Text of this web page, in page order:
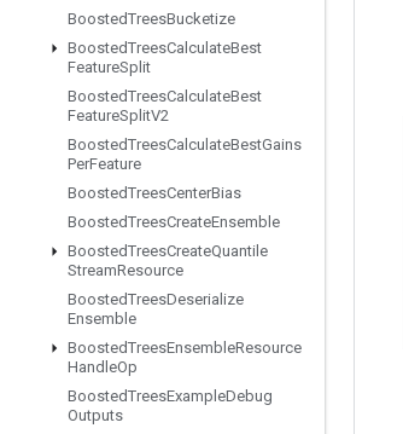
BoostedTreesBucketize
BoostedTreesCalculateBest
FeatureSplit
BoostedTreesCalculateBest
FeatureSplitV2
BoostedTreesCalculateBestGains
PerFeature
BoostedTreesCenterBias
BoostedTreesCreateEnsemble
BoostedTreesCreateQuantile
StreamResource
BoostedTreesDeserialize
Ensemble
BoostedTreesEnsembleResource
HandleOp
BoostedTreesExampleDebug
Outputs